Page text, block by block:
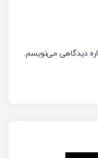
دیدگاهی می‌نویسم.